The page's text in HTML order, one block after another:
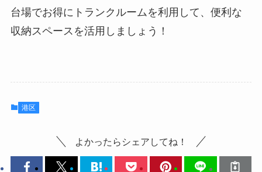
台場でお得にトランクルームを利用して、便利な
収納スペースを活用しましょう！
港区
よかったらシェアしてね！